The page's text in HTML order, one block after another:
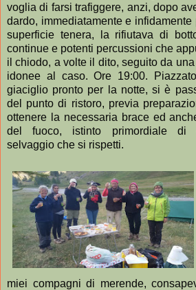
voglia di farsi trafiggere, anzi, dopo
dardo, immediatamente e
superficie tenera, la rifiutava di
continue e potenti percussioni che
il chiodo, a volte il dito, seguito da
idonee al caso. Ore 19:00.
giaciglio pronto per la notte, si è
del punto di ristoro, previa
ottenere la necessaria brace ed
del fuoco, istinto primordiale di
selvaggio che si rispetti.
miei compagni di merende,